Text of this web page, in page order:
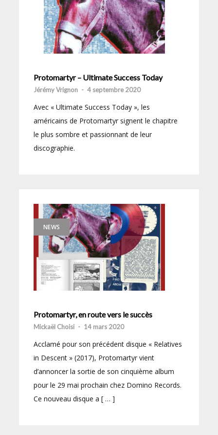
Protomartyr – Ultimate Success Today
Jérémy Vrignon - 4 septembre 2020
Avec « Ultimate Success Today », les
américains de Protomartyr signent le chapitre
le plus sombre et passionnant de leur
discographie.
NEWS
Protomartyr, en route vers le succès
Mickaël Choisi - 14 mars 2020
Acclamé pour son précédent disque « Relatives
in Descent » (2017), Protomartyr vient
d’annoncer la sortie de son cinquième album
pour le 29 mai prochain chez Domino Records.
Ce nouveau disque a [ … ]